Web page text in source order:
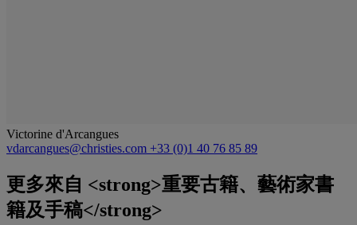
Victorine d'Arcangues
vdarcangues@christies.com +33 (0)1 40 76 85 89
更多來自 <strong>重要古籍、藝術家書
籍及手稿</strong>